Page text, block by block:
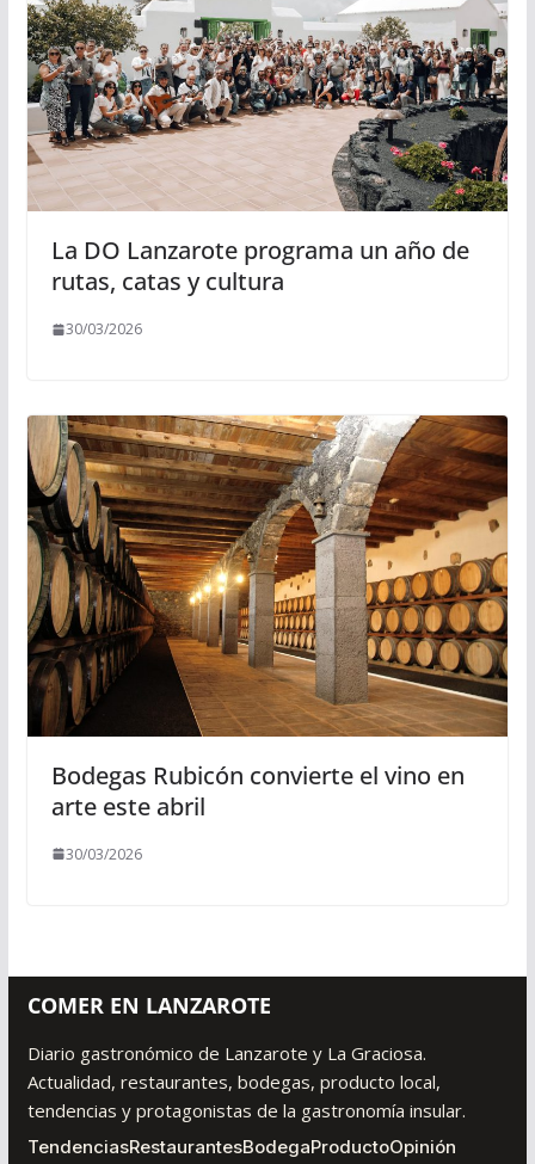
La DO Lanzarote programa un año de
rutas, catas y cultura
30/03/2026
Bodegas Rubicón convierte el vino en
arte este abril
30/03/2026
COMER EN LANZAROTE
Diario gastronómico de Lanzarote y La Graciosa.
Actualidad, restaurantes, bodegas, producto local,
tendencias y protagonistas de la gastronomía insular.
TendenciasRestaurantesBodegaProductoOpinión